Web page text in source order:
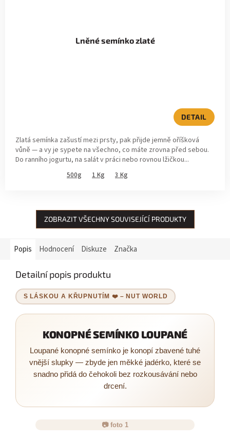
Lněné semínko zlaté
DETAIL
Zlatá semínka zašustí mezi prsty, pak přijde jemně oříšková
vůně — a vy je sypete na všechno, co máte zrovna před sebou.
Do ranního jogurtu, na salát v práci nebo rovnou lžičkou...
500g 1 Kg 3 Kg
ZOBRAZIT VŠECHNY SOUVISEJÍCÍ PRODUKTY
Popis Hodnocení Diskuze Značka
Detailní popis produktu
S LÁSKOU A KŘUPNUTÍM ❤️ – NUT WORLD
KONOPNÉ SEMÍNKO LOUPANÉ
Loupané konopné semínko je konopí zbavené tuhé
vnější slupky — zbyde jen měkké jadérko, které se
snadno přidá do čehokoli bez rozkousávání nebo
drcení.
📷 foto 1